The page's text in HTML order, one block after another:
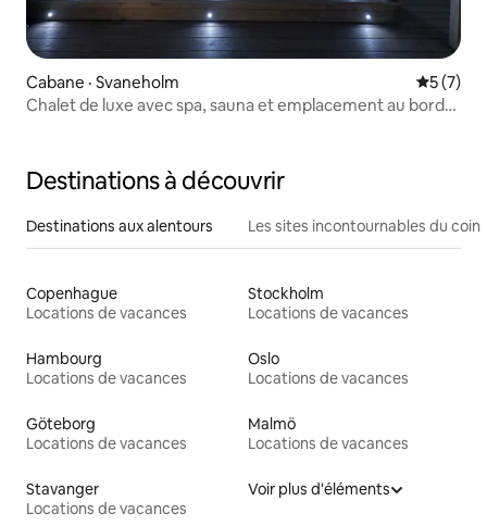
Cabane · Svaneholm Note
5 (7)
Chalet de luxe avec spa, sauna et emplacement au bord
Destinations à découvrir
Destinations aux alentours Les sites incontournables du coin
Copenhague
Locations de vacances
Stockholm
Locations de vacances
Hambourg
Locations de vacances
Oslo
Locations de vacances
Göteborg
Locations de vacances
Malmö
Locations de vacances
Stavanger
Locations de vacances
Voir plus d'éléments